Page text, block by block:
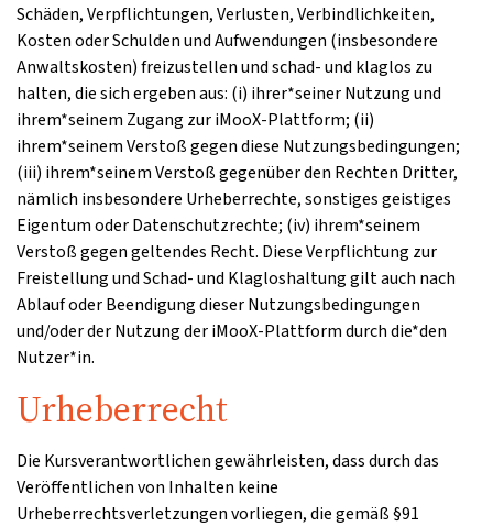
Schäden, Verpflichtungen, Verlusten, Verbindlichkeiten,
Kosten oder Schulden und Aufwendungen (insbesondere
Anwaltskosten) freizustellen und schad- und klaglos zu
halten, die sich ergeben aus: (i) ihrer*seiner Nutzung und
ihrem*seinem Zugang zur iMooX-Plattform; (ii)
ihrem*seinem Verstoß gegen diese Nutzungsbedingungen;
(iii) ihrem*seinem Verstoß gegenüber den Rechten Dritter,
nämlich insbesondere Urheberrechte, sonstiges geistiges
Eigentum oder Datenschutzrechte; (iv) ihrem*seinem
Verstoß gegen geltendes Recht. Diese Verpflichtung zur
Freistellung und Schad- und Klagloshaltung gilt auch nach
Ablauf oder Beendigung dieser Nutzungsbedingungen
und/oder der Nutzung der iMooX-Plattform durch die*den
Nutzer*in.
Urheberrecht
Die Kursverantwortlichen gewährleisten, dass durch das
Veröffentlichen von Inhalten keine
Urheberrechtsverletzungen vorliegen, die gemäß §91